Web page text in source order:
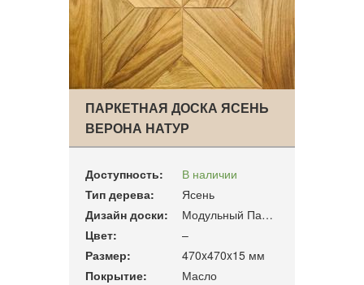
ПАРКЕТНАЯ ДОСКА ЯСЕНЬ
ВЕРОНА НАТУР
Доступность:
В наличии
Тип дерева:
Ясень
Дизайн доски:
Модульный Паркет
Цвет:
–
Размер:
470x470x15 мм
Покрытие:
Масло